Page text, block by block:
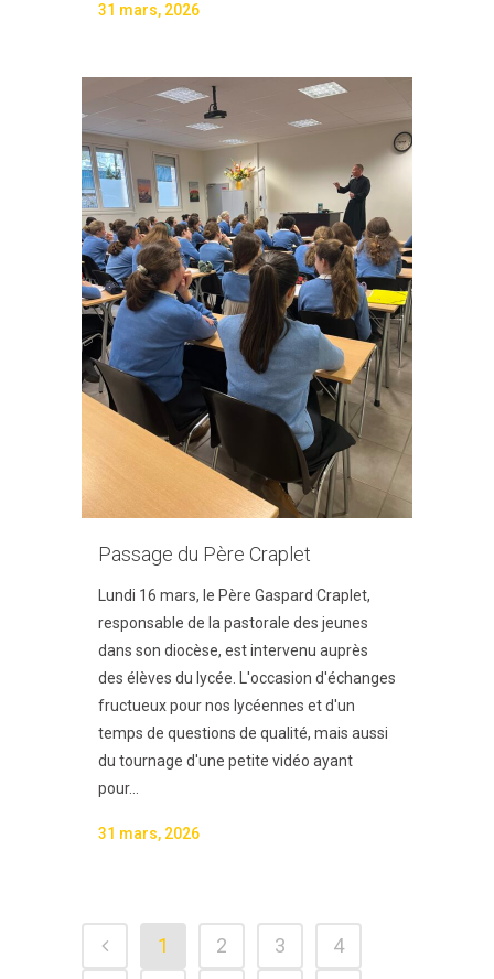
31 mars, 2026
Passage du Père Craplet
Lundi 16 mars, le Père Gaspard Craplet,
responsable de la pastorale des jeunes
dans son diocèse, est intervenu auprès
des élèves du lycée. L'occasion d'échanges
fructueux pour nos lycéennes et d'un
temps de questions de qualité, mais aussi
du tournage d'une petite vidéo ayant
pour...
31 mars, 2026
1 2 3
4